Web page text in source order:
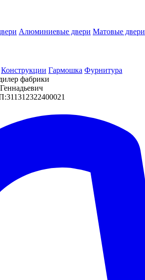
Алюминиевые двери Матовые двери
Конструкции Гармошка Фурнитура
фабрики